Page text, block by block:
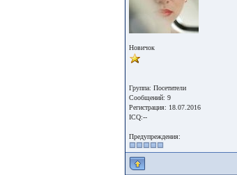
Новичок
Группа: Посетители
Сообщений: 9
Регистрация: 18.07.2016
ICQ:--
Предупреждения: